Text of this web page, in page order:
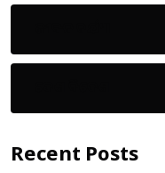
Recent Posts